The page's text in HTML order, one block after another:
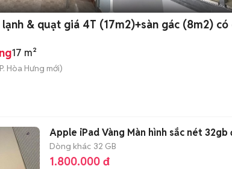
lạnh & quạt giá 4T (17m2)+sàn gác (8m2)
17 m²
P. Hòa Hưng mới)
Apple iPad Vàng Màn hình sắc nét 32gb
Dòng khác 32 GB
1.800.000 đ